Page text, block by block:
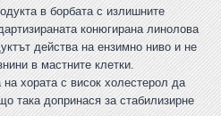
в борбата с излишните
конюгирана линолова
действа на ензимно ниво и не
в мастните клетки.
хората с висок холестерол да
така допринася за стабилизирне